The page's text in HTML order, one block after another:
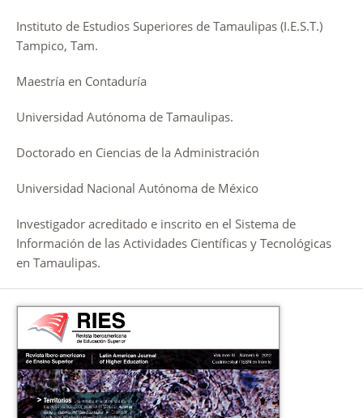
Instituto de Estudios Superiores de Tamaulipas (I.E.S.T.)
Tampico, Tam.
Maestría en Contaduría
Universidad Autónoma de Tamaulipas.
Doctorado en Ciencias de la Administración
Universidad Nacional Autónoma de México
Investigador acreditado e inscrito en el Sistema de
Información de las Actividades Científicas y Tecnológicas
en Tamaulipas.